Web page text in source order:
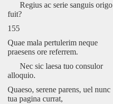
Regius ac serie sanguis origo
fuit?
155
Quae mala pertulerim neque
praesens ore referrem.
Nec sic laesa tuo consulor
alloquio.
Quaeso, serene parens, uel nunc
tua pagina currat,